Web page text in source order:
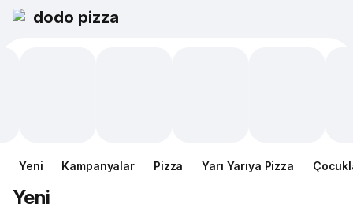
dodo pizza
Yeni Kampanyalar Pizza Yarı Yarıya Pizza
Yeni